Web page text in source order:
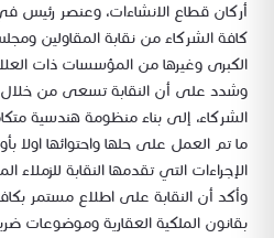
أركان قطاع الانشاءات، وعنصر
كافة الشركاء من نقابة المقاولين
الكبرى وغيرها من المؤسسات ذات
وشدد على أن النقابة تسعى من خلال
الشركاء، إلى بناء منظومة هندسية
ما تم العمل على حلها واحتوائها اولا
الإجراءات التي تقدمها النقابة
وأكد أن النقابة على اطلاع مستمر
بقانون الملكية العقارية وموضوعات